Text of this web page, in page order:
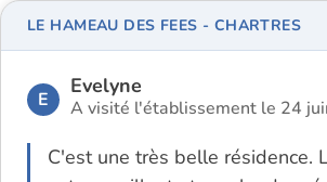
E
Evelyne
A visité l'établissement le 24
C'est une très belle résidence.
LE HAMEAU DES FEES - CHARTRES